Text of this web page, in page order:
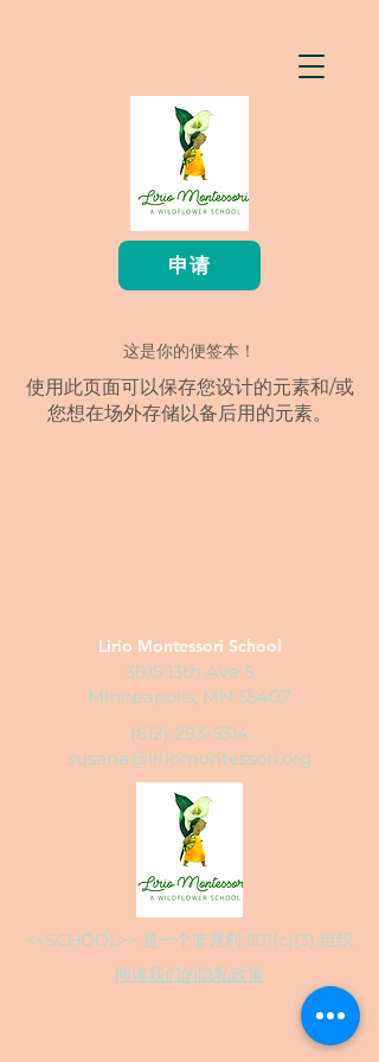
申请
这是你的便签本！
使用此页面可以保存您设计的元素和/或
您想在场外存储以备后用的元素。
Lirio Montessori School
3015 13th Ave S
Minneapolis, MN 55407
(612) 293-5314
susana@liriomontessori.org
<<SCHOOL>> 是一个非营利 501(c)(3) 组织
阅读我们的隐私政策